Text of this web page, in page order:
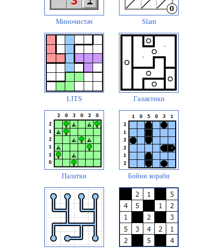
Миночистач Slant
LITS Галактики
Палатки Бойни кораби